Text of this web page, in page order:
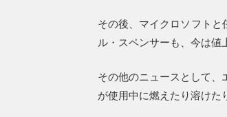
その後、マイクロソフト
ル・スペンサーも、今は値
その他のニュースとして
が使用中に燃えたり溶けた